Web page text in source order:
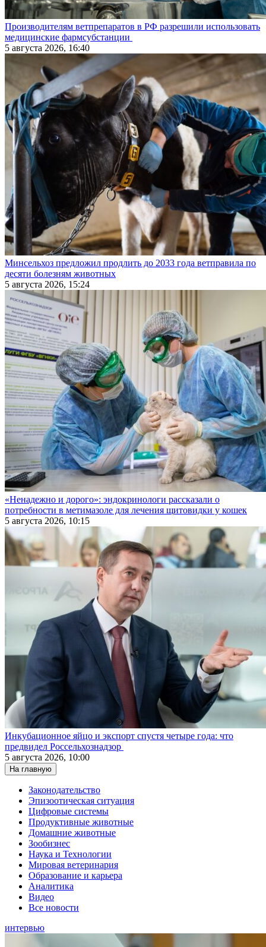
Производителям ветпрепаратов в РФ разрешили использовать
медицинские фармсубстанции
5 августа 2026, 16:40
Минсельхоз предложил продлить до 2033 года ветправила по
десяти болезням животных
5 августа 2026, 15:24
«Ненадежно и дорого»: эндокринологи рассказали о
потребности в метимазоле для лечения щитовидки у кошек
5 августа 2026, 10:15
Инкубационное яйцо и экспорт спустя четыре года: что
предвидел Россельхознадзор
5 августа 2026, 10:00
На главную
Законодательство
Эпизоотическая ситуация
Цифровые системы
Продуктивные животные
Домашние животные
Зообизнес
Наука и Технологии
Мировая ветеринария
Образование и карьера
Аналитика
Видео
Все новости
интервью